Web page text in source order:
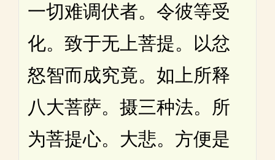
一切难调伏者。令彼等受
化。致于无上菩提。以忿
怒智而成究竟。如上所释
八大菩萨。摄三种法。所
为菩提心。大悲。方便是